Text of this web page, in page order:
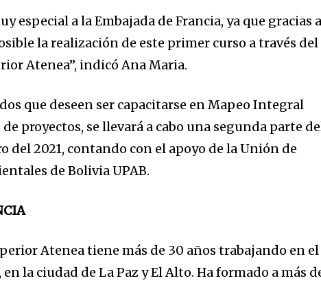
especial a la Embajada de Francia, ya que gracias a
la realización de este primer curso a través del
Atenea”, indicó Ana Maria.
que deseen ser capacitarse en Mapeo Integral
proyectos, se llevará a cabo una segunda parte
del 2021, contando con el apoyo de la Unión de
de Bolivia UPAB.
Atenea tiene más de 30 años trabajando en el
la ciudad de La Paz y El Alto. Ha formado a más